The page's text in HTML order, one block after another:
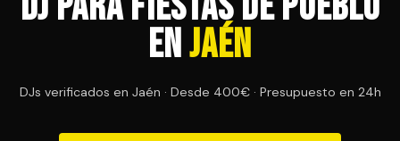
enJaén
DJs verificados en Jaén · Desde 400€ · Presupuesto en 24h